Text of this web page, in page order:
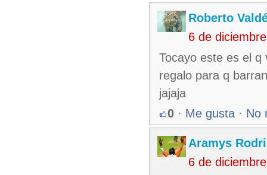
Roberto
6 de
Tocayo este es el q
regalo para q
jajaja
0 · Me gusta · No
Aramys
6 de